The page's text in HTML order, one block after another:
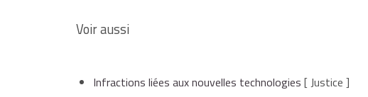
Voir aussi
Infractions liées aux nouvelles technologies [ Justice ]